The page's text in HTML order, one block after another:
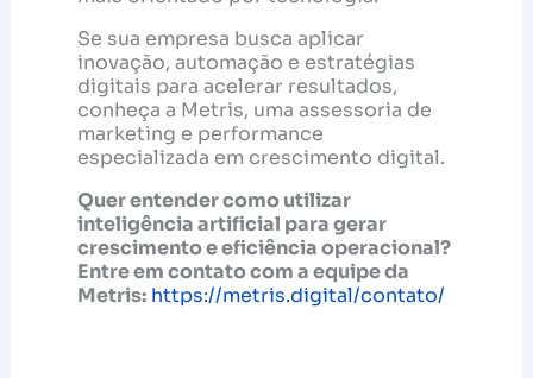
Se sua empresa busca aplicar
inovação, automação e estratégias
digitais para acelerar resultados,
conheça a Metris, uma assessoria de
marketing e performance
especializada em crescimento digital.
Quer entender como utilizar
inteligência artificial para gerar
crescimento e eficiência operacional?
Entre em contato com a equipe da
Metris: https://metris.digital/contato/